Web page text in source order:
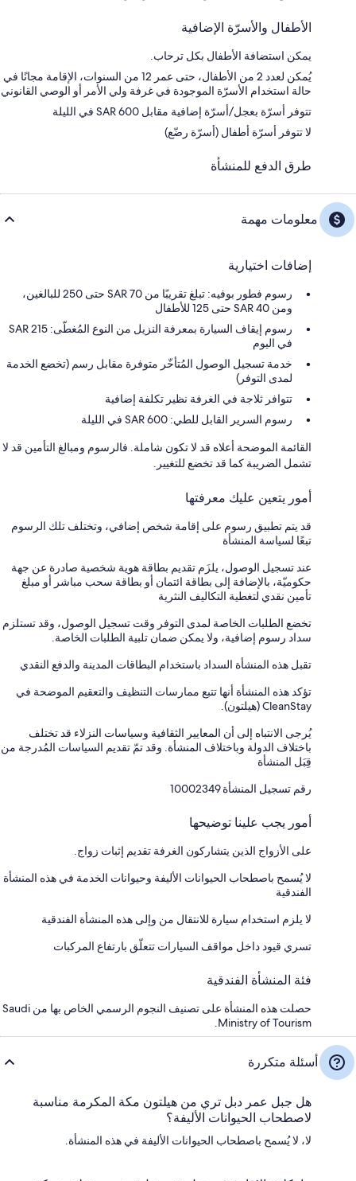
الأطفال والأسرّة الإضافية
يمكن استضافة الأطفال بكل ترحاب.
يُمكن لعدد 2 من الأطفال، حتى عمر 12 من السنوات، الإقامة مجانًا في
حالة استخدام الأسرّة الموجودة في غرفة ولي الأمر أو الوصي القانوني
تتوفر أسرّة بعجل/أسرّة إضافية مقابل SAR 600 في الليلة
لا تتوفر أسرّة أطفال (أسرّة رضّع)
طرق الدفع للمنشأة
معلومات مهمة
إضافات اختيارية
رسوم فطور بوفيه: تبلغ تقريبًا من SAR 70 حتى 250 للبالغين،
ومن SAR 40 حتى 125 للأطفال
رسوم إيقاف السيارة بمعرفة النزيل من النوع المُغطّى: 215 SAR
في اليوم
خدمة تسجيل الوصول المُتأخّر متوفرة مقابل رسم (تخضع الخدمة
لمدى التوفر)
تتوافر ثلاجة في الغرفة نظير تكلفة إضافية
رسوم السرير القابل للطي: 600 SAR في الليلة
القائمة الموضحة أعلاه قد لا تكون شاملة. فالرسوم ومبالغ التأمين قد لا
تشمل الضريبة كما قد تخضع للتغيير.
أمور يتعين عليك معرفتها
قد يتم تطبيق رسوم على إقامة شخص إضافي، وتختلف تلك الرسوم
تبعًا لسياسة المنشأة
عند تسجيل الوصول، يلزَم تقديم بطاقة هوية شخصية صادرة عن جهة
حكوميّة، بالإضافة إلى بطاقة ائتمان أو بطاقة سحب مباشر أو مبلغ
تأمين نقدي لتغطية التكاليف النثرية
تخضع الطلبات الخاصة لمدى التوفر وقت تسجيل الوصول، وقد تستلزم
سداد رسوم إضافية، ولا يمكن ضمان تلبية الطلبات الخاصة.
تقبل هذه المنشأة السداد باستخدام البطاقات المدينة والدفع النقدي
تؤكد هذه المنشأة أنها تتبع ممارسات التنظيف والتعقيم الموضحة في
CleanStay (هيلتون).
يُرجى الانتباه إلى أن المعايير الثقافية وسياسات النزلاء قد تختلف
باختلاف الدولة وباختلاف المنشأة. وقد تمّ تقديم السياسات المُدرجة من
قِبَل المنشأة
رقم تسجيل المنشأة ⁦10002349⁩
أمور يجب علينا توضيحها
على الأزواج الذين يتشاركون الغرفة تقديم إثبات زواج.
لا يُسمح باصطحاب الحيوانات الأليفة وحيوانات الخدمة في هذه المنشأة
الفندقية
لا يلزم استخدام سيارة للانتقال من وإلى هذه المنشأة الفندقية
تسري قيود داخل مواقف السيارات تتعلّق بارتفاع المركبات
فئة المنشأة الفندقية
حصلت هذه المنشأة على تصنيف النجوم الرسمي الخاص بها من Saudi
Ministry of Tourism.
أسئلة متكررة
هل جبل عمر دبل تري من هيلتون مكة المكرمة مناسبة
لاصطحاب الحيوانات الأليفة؟
لا، لا يُسمح باصطحاب الحيوانات الأليفة في هذه المنشأة.